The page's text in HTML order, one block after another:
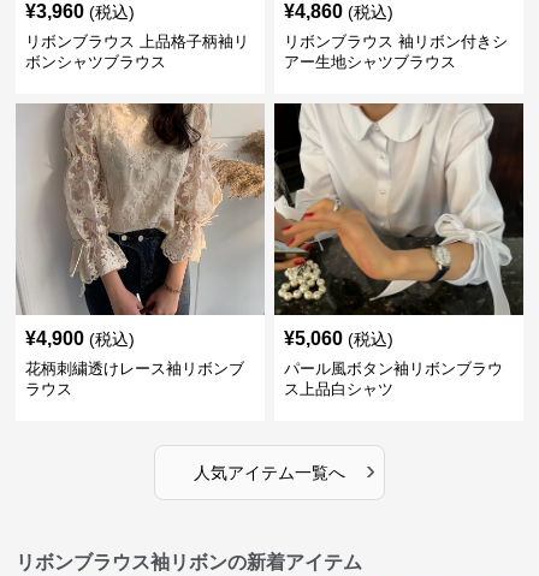
¥3,960 (税込)
リボンブラウス 上品格子柄袖リ
ボンシャツブラウス
¥4,860 (税込)
リボンブラウス 袖リボン付きシ
アー生地シャツブラウス
¥4,900 (税込)
花柄刺繍透けレース袖リボンブ
ラウス
¥5,060 (税込)
パール風ボタン袖リボンブラウ
ス上品白シャツ
人気アイテム一覧へ ›
リボンブラウス袖リボンの新着アイテム